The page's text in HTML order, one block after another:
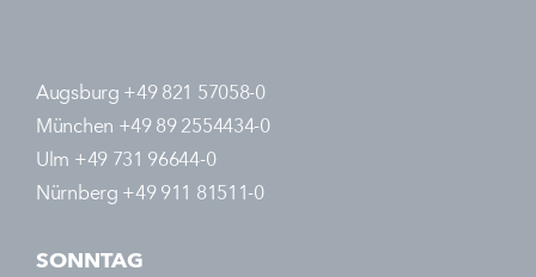
Augsburg +49 821 57058-0
München +49 89 2554434-0
Ulm +49 731 96644-0
Nürnberg +49 911 81511-0
SONNTAG